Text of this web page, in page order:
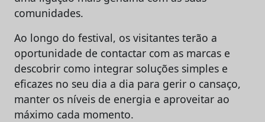
comunidades.
Ao longo do festival, os visitantes terão a
oportunidade de contactar com as marcas e
descobrir como integrar soluções simples e
eficazes no seu dia a dia para gerir o cansaço,
manter os níveis de energia e aproveitar ao
máximo cada momento.